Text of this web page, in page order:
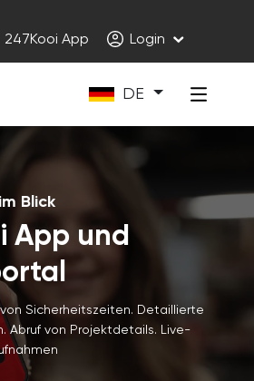
247Kooi App Login
DE
Blick
App und
Sicherheitszeiten. Detaillierte
Abruf von Projektdetails. Live-